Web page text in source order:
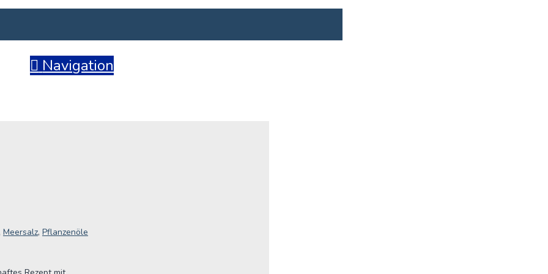
Navigation
Meersalz, Pflanzenöle